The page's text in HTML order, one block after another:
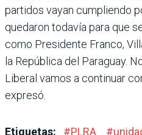
partidos vayan cumpliendo
quedaron todavía para que
como Presidente Franco,
la República del Paraguay.
Liberal vamos a continuar
expresó.
Etiquetas: #PLRA #